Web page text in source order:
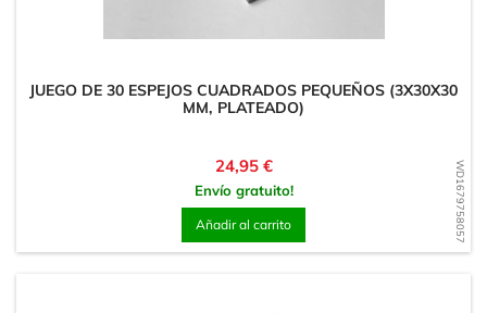
WD1679758057
JUEGO DE 30 ESPEJOS CUADRADOS PEQUEÑOS (3X30X30
MM, PLATEADO)
Precio
24,95 €
Envío gratuito!
Añadir al carrito